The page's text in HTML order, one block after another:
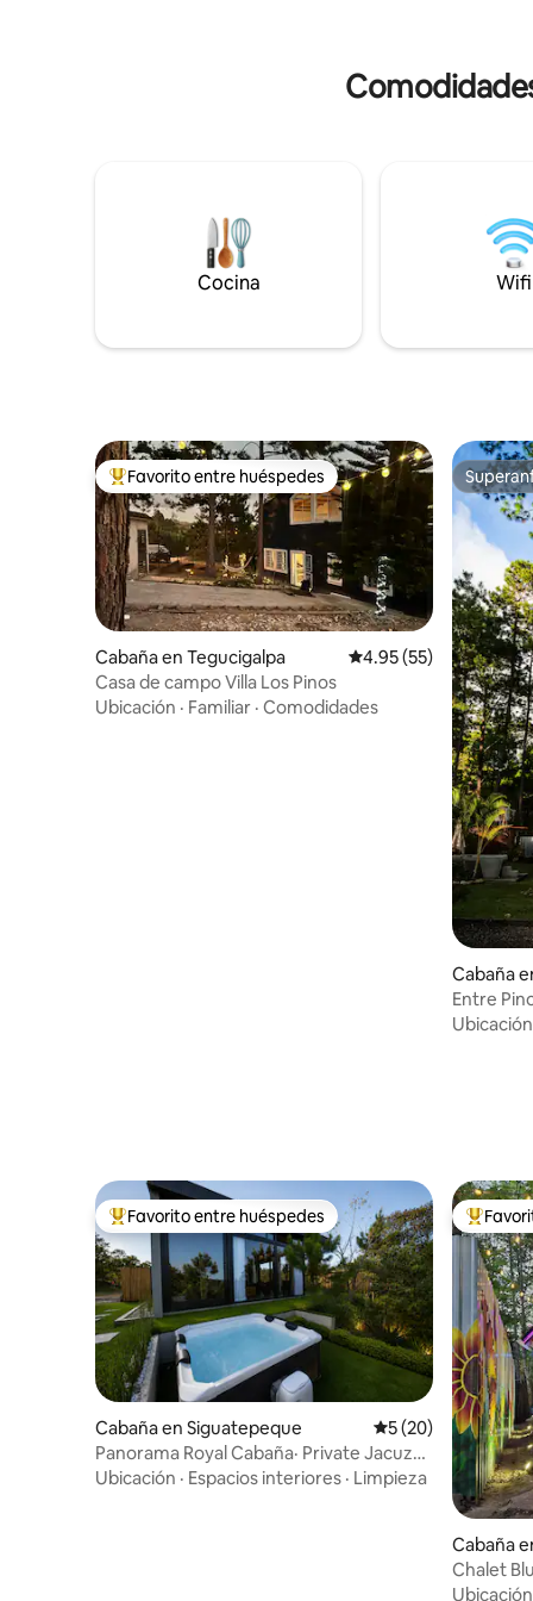
tablas de surf de remo para engranajes
Cocina Wifi
Favorito entre huéspedes preferido
Favorito entre huéspedes
Cabaña en Tegucigalpa Calificación
4.95 (55)
Casa de campo Villa Los Pinos
Ubicación · Familiar · Comodidades
Cabaña
Entre
para ti!
Ubicación
Favorito entre huéspedes preferido
Favorito entre huéspedes
Cabaña en Siguatepeque Calificación
5 (20)
Panorama Royal Cabaña· Private Jacuzzi
& Views
Ubicación · Espacios interiores · Limpieza
Cabaña
Chalet
Ubicación